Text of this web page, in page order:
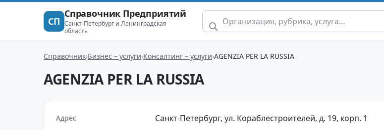
СП
Справочник Предприятий
Санкт-Петербург и Ленинградская
область
Справочник Бизнес – услуги Консалтинг – услуги AGENZIA PER LA RUSSIA
AGENZIA PER LA RUSSIA
Адрес Санкт-Петербург, ул. Кораблестроителей, д. 19, корп. 1